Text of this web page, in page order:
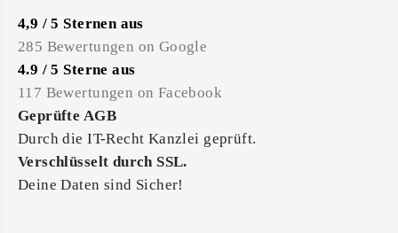
4,9 / 5 Sternen aus
285 Bewertungen on Google
4.9 / 5 Sterne aus
117 Bewertungen on Facebook
Geprüfte AGB
Durch die IT-Recht Kanzlei geprüft.
Verschlüsselt durch SSL.
Deine Daten sind Sicher!